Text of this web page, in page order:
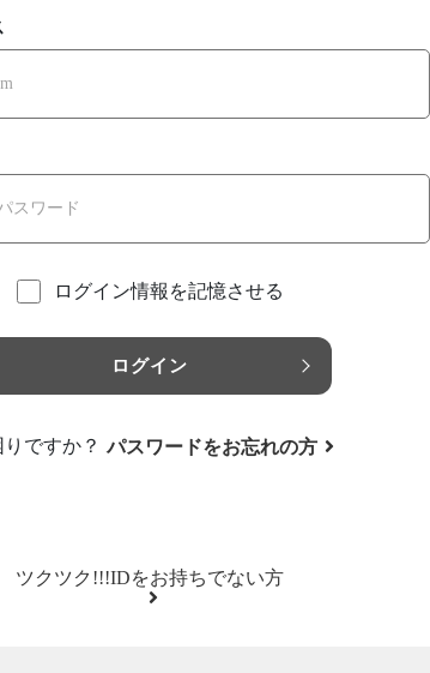
ログイン情報を記憶させる
ログイン
りですか？ パスワードをお忘れの方
ツクツク!!!IDをお持ちでない方